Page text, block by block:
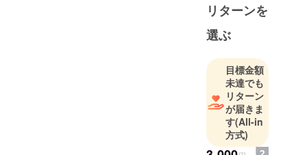
リミックス
出来る自作
楽器
「DORAnom
e」により活
動を再開。
既製の楽
器ありきの
音楽では無
リターンを
選ぶ
目標金額
未達でも
リターン
が届きま
す(All-in
方式)